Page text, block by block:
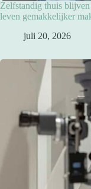
Zelfstandig thuis
leven gemakkelijker
juli 20, 2026